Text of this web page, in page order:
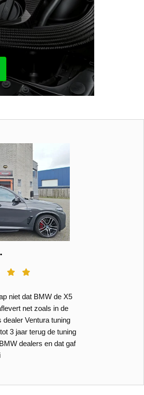
niet dat BMW de X5
net zoals in de
dealer Ventura tuning
3 jaar terug de tuning
dealers en dat gaf